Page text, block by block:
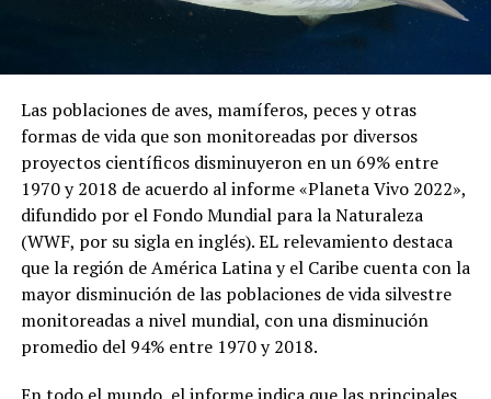
Las poblaciones de aves, mamíferos, peces y otras
formas de vida que son monitoreadas por diversos
proyectos científicos disminuyeron en un 69% entre
1970 y 2018 de acuerdo al informe «Planeta Vivo 2022»,
difundido por el Fondo Mundial para la Naturaleza
(WWF, por su sigla en inglés). EL relevamiento destaca
que la región de América Latina y el Caribe cuenta con la
mayor disminución de las poblaciones de vida silvestre
monitoreadas a nivel mundial, con una disminución
promedio del 94% entre 1970 y 2018.